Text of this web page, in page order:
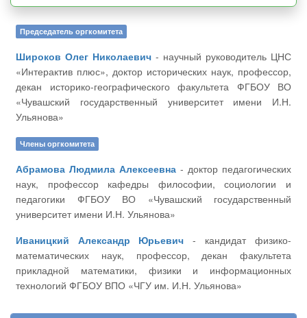
Председатель оргкомитета
Широков Олег Николаевич
«Интерактив плюс», доктор исторических наук, профессор,
декан историко-географического факультета ФГБОУ ВО
«Чувашский государственный университет имени И.Н.
Ульянова»
Члены оргкомитета
Абрамова Людмила Алексеевна
наук, профессор кафедры философии, социологии и
педагогики ФГБОУ ВО «Чувашский государственный
университет имени И.Н. Ульянова»
Иваницкий Александр Юрьевич
математических наук, профессор, декан факультета
прикладной математики, физики и информационных
технологий ФГБОУ ВПО «ЧГУ им. И.Н. Ульянова»